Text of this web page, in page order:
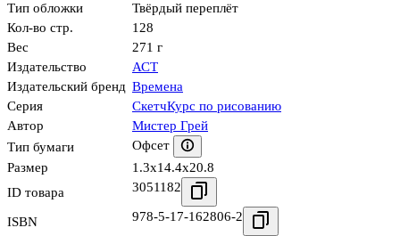
Тип обложки
Твёрдый переплёт
Кол-во стр.
128
Вес
271 г
Издательство
АСТ
Издательский бренд Времена
Серия
СкетчКурс по рисованию
Автор
Мистер Грей
Тип бумаги
Офсет
Размер
1.3x14.4x20.8
ID товара
3051182
ISBN 978-5-17-162806-2